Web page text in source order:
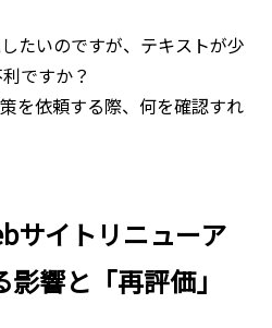
たいのですが、テキストが少
ですか？
を依頼する際、何を確認すれ
サイトリニューア
響と「再評価」